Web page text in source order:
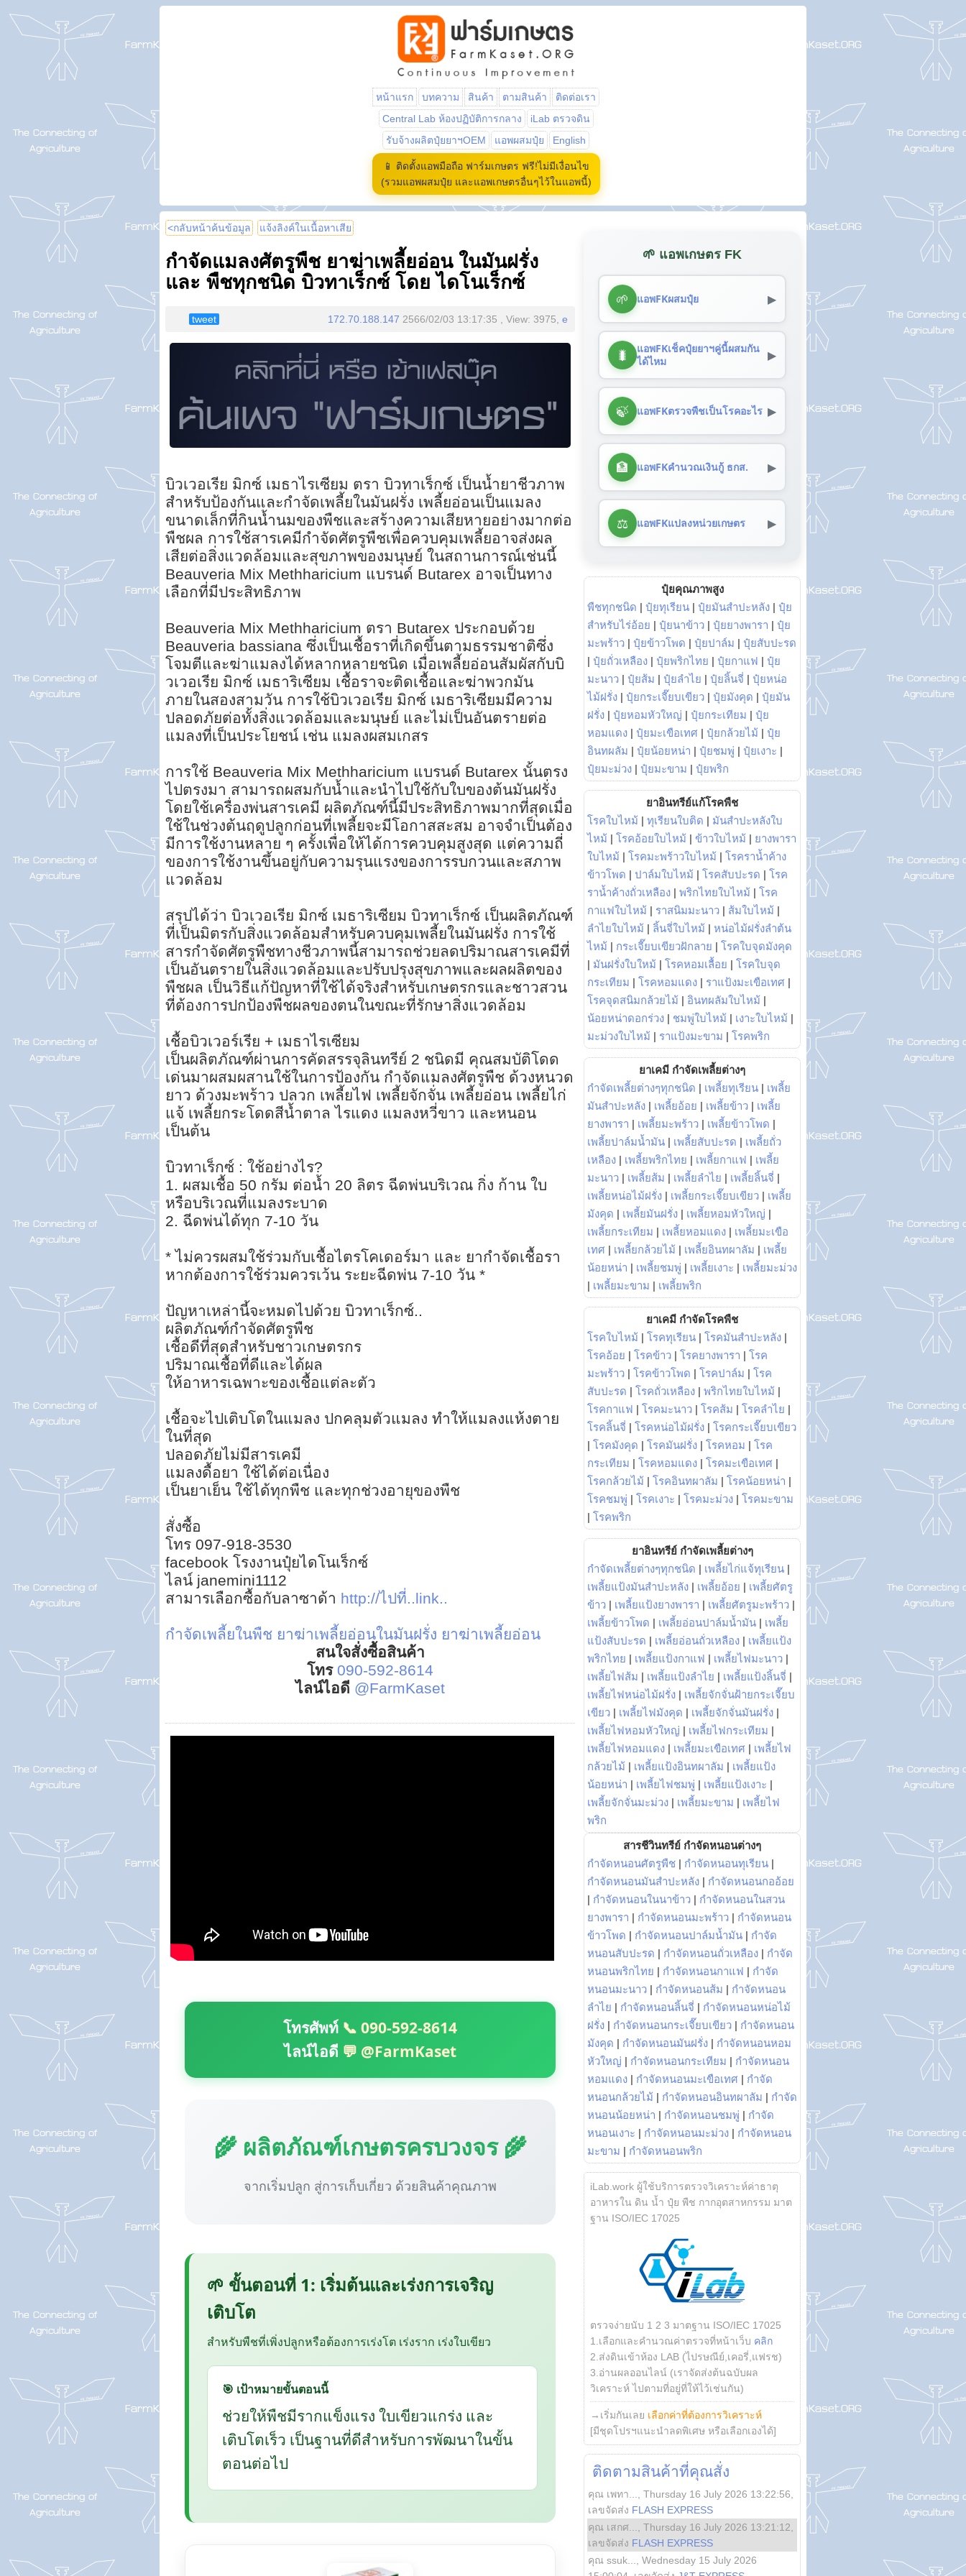
หน้าแรก บทความ สินค้า ตามสินค้า
ติดต่อเรา
Central Lab ห้องปฏิบัติการกลาง
iLab ตรวจดิน
รับจ้างผลิตปุ๋ยยาฯOEM
แอพผสมปุ๋ย English
📱 ติดตั้งแอพมือถือ ฟาร์มเกษตร ฟรี!ไม่มีเงื่อนไข
(รวมแอพผสมปุ๋ย และแอพเกษตรอื่นๆไว้ในแอพนี้)
<กลับหน้าค้นข้อมูล แจ้งลิงค์ในเนื้อหาเสีย
กำจัดแมลงศัตรูพืช ยาฆ่าเพลี้ยอ่อน ในมันฝรั่ง
และ พืชทุกชนิด บิวทาเร็กซ์ โดย ไดโนเร็กซ์
tweet 172.70.188.147 2566/02/03 13:17:35 , View: 3975, e
บิวเวอเรีย มิกซ์ เมธาไรเซียม ตรา บิวทาเร็กซ์ เป็นน้ำยาชีวภาพ
สำหรับป้องกันและกำจัดเพลี้ยในมันฝรั่ง เพลี้ยอ่อนเป็นแมลง
ขนาดเล็กที่กินน้ำนมของพืชและสร้างความเสียหายอย่างมากต่อ
พืชผล การใช้สารเคมีกำจัดศัตรูพืชเพื่อควบคุมเพลี้ยอาจส่งผล
เสียต่อสิ่งแวดล้อมและสุขภาพของมนุษย์ ในสถานการณ์เช่นนี้
Beauveria Mix Methharicium แบรนด์ Butarex อาจเป็นทาง
เลือกที่มีประสิทธิภาพ
Beauveria Mix Methharicium ตรา Butarex ประกอบด้วย
Beauveria bassiana ซึ่งเป็นเชื้อราที่เกิดขึ้นตามธรรมชาติซึ่ง
โจมตีและฆ่าแมลงได้หลากหลายชนิด เมื่อเพลี้ยอ่อนสัมผัสกับบิ
วเวอเรีย มิกซ์ เมธาริเซียม เชื้อราจะติดเชื้อและฆ่าพวกมัน
ภายในสองสามวัน การใช้บิวเวอเรีย มิกซ์ เมธาริเซียมมีความ
ปลอดภัยต่อทั้งสิ่งแวดล้อมและมนุษย์ และไม่เป็นอันตรายต่อ
แมลงที่เป็นประโยชน์ เช่น แมลงผสมเกสร
การใช้ Beauveria Mix Methharicium แบรนด์ Butarex นั้นตรง
ไปตรงมา สามารถผสมกับน้ำและนำไปใช้กับใบของต้นมันฝรั่ง
โดยใช้เครื่องพ่นสารเคมี ผลิตภัณฑ์นี้มีประสิทธิภาพมากที่สุดเมื่อ
ใช้ในช่วงต้นฤดูปลูกก่อนที่เพลี้ยจะมีโอกาสสะสม อาจจำเป็นต้อง
มีการใช้งานหลาย ๆ ครั้งเพื่อให้ได้การควบคุมสูงสุด แต่ความถี่
ของการใช้งานขึ้นอยู่กับความรุนแรงของการรบกวนและสภาพ
แวดล้อม
สรุปได้ว่า บิวเวอเรีย มิกซ์ เมธาริเซียม บิวทาเร็กซ์ เป็นผลิตภัณฑ์
ที่เป็นมิตรกับสิ่งแวดล้อมสำหรับควบคุมเพลี้ยในมันฝรั่ง การใช้
สารกำจัดศัตรูพืชทางชีวภาพนี้สามารถช่วยลดปริมาณสารเคมีที่
เป็นอันตรายในสิ่งแวดล้อมและปรับปรุงสุขภาพและผลผลิตของ
พืชผล เป็นวิธีแก้ปัญหาที่ใช้ได้จริงสำหรับเกษตรกรและชาวสวน
ที่ต้องการปกป้องพืชผลของตนในขณะที่รักษาสิ่งแวดล้อม
เชื้อบิวเวอร์เรีย + เมธาไรเซียม
เป็นผลิตภัณฑ์ผ่านการคัดสรรจุลินทรีย์ 2 ชนิดมี คุณสมบัติโดด
เด่นมาผสมผสานใช้ในการป้องกัน กำจัดแมลงศัตรูพืช ด้วงหนวด
ยาว ด้วงมะพร้าว ปลวก เพลี้ยไฟ เพลี้ยจักจั่น เพลี้ยอ่อน เพลี้ยไก่
แจ้ เพลี้ยกระโดดสีน้ำตาล ไรแดง แมลงหวี่ขาว และหนอน
เป็นต้น
บิวทาเร็กซ์ : ใช้อย่างไร?
1. ผสมเชื้อ 50 กรัม ต่อน้ำ 20 ลิตร ฉีดพ่นบริเวณ กิ่ง ก้าน ใบ
หรือบริเวณที่แมลงระบาด
2. ฉีดพ่นได้ทุก 7-10 วัน
* ไม่ควรผสมใช้ร่วมกับเชื้อไตรโคเดอร์มา และ ยากำจัดเชื้อรา
หากต้องการใช้ร่วมควรเว้น ระยะฉีดพ่น 7-10 วัน *
ปัญหาเหล่านี้จะหมดไปด้วย บิวทาเร็กซ์..
ผลิตภัณฑ์กำจัดศัตรูพืช
เชื้อดีที่สุดสำหรับชาวเกษตรกร
ปริมาณเชื้อที่ดีและได้ผล
ให้อาหารเฉพาะของเชื้อแต่ละตัว
เชื้อจะไปเติบโตในแมลง ปกคลุมตัวแมลง ทำให้แมลงแห้งตาย
ในที่สุด
ปลอดภัยไม่มีสารเคมี
แมลงดื้อยา ใช้ได้ต่อเนื่อง
เป็นยาเย็น ใช้ได้ทุกพืช และทุกช่วงอายุของพืช
สั่งซื้อ
โทร 097-918-3530
facebook โรงงานปุ๋ยไดโนเร็กซ์
ไลน์ janemini1112
สามารเลือกซื้อกับลาซาด้า http://ไปที่..link..
กำจัดเพลี้ยในพืช ยาฆ่าเพลี้ยอ่อนในมันฝรั่ง ยาฆ่าเพลี้ยอ่อน
สนใจสั่งซื้อสินค้า
โทร 090-592-8614
ไลน์ไอดี @FarmKaset
โทรศัพท์ 📞 090-592-8614
ไลน์ไอดี 💬 @FarmKaset
🌾 ผลิตภัณฑ์เกษตรครบวงจร 🌾
จากเริ่มปลูก สู่การเก็บเกี่ยว ด้วยสินค้าคุณภาพ
🌱 ขั้นตอนที่ 1: เริ่มต้นและเร่งการเจริญ
เติบโต
สำหรับพืชที่เพิ่งปลูกหรือต้องการเร่งโต เร่งราก เร่งใบเขียว
🎯 เป้าหมายขั้นตอนนี้
ช่วยให้พืชมีรากแข็งแรง ใบเขียวแกร่ง และ
เติบโตเร็ว เป็นฐานที่ดีสำหรับการพัฒนาในขั้น
ตอนต่อไป
🌱 แอพเกษตร FK
🌱 แอพFKผสมปุ๋ย ▶
🐛
แอพFKเช็คปุ๋ยยาฯคู่นี้ผสมกัน
ได้ไหม
▶
🍃 แอพFKตรวจพืชเป็นโรคอะไร ▶
🏦 แอพFKคำนวณเงินกู้ ธกส. ▶
⚖️ แอพFKแปลงหน่วยเกษตร ▶
ปุ๋ยคุณภาพสูง
พืชทุกชนิด | ปุ๋ยทุเรียน | ปุ๋ยมันสำปะหลัง | ปุ๋ย
สำหรับไร่อ้อย | ปุ๋ยนาข้าว | ปุ๋ยยางพารา | ปุ๋ย
มะพร้าว | ปุ๋ยข้าวโพด | ปุ๋ยปาล์ม | ปุ๋ยสับปะรด
| ปุ๋ยถั่วเหลือง | ปุ๋ยพริกไทย | ปุ๋ยกาแฟ | ปุ๋ย
มะนาว | ปุ๋ยส้ม | ปุ๋ยลำไย | ปุ๋ยลิ้นจี่ | ปุ๋ยหน่อ
ไม้ฝรั่ง | ปุ๋ยกระเจี๊ยบเขียว | ปุ๋ยมังคุด | ปุ๋ยมัน
ฝรั่ง | ปุ๋ยหอมหัวใหญ่ | ปุ๋ยกระเทียม | ปุ๋ย
หอมแดง | ปุ๋ยมะเขือเทศ | ปุ๋ยกล้วยไม้ | ปุ๋ย
อินทผลัม | ปุ๋ยน้อยหน่า | ปุ๋ยชมพู่ | ปุ๋ยเงาะ |
ปุ๋ยมะม่วง | ปุ๋ยมะขาม | ปุ๋ยพริก
ยาอินทรีย์แก้โรคพืช
โรคใบไหม้ | ทุเรียนใบติด | มันสำปะหลังใบ
ไหม้ | โรคอ้อยใบไหม้ | ข้าวใบไหม้ | ยางพารา
ใบไหม้ | โรคมะพร้าวใบไหม้ | โรคราน้ำค้าง
ข้าวโพด | ปาล์มใบไหม้ | โรคสับปะรด | โรค
ราน้ำค้างถั่วเหลือง | พริกไทยใบไหม้ | โรค
กาแฟใบไหม้ | ราสนิมมะนาว | ส้มใบไหม้ |
ลำไยใบไหม้ | ลิ้นจี่ใบไหม้ | หน่อไม้ฝรั่งลำต้น
ไหม้ | กระเจี๊ยบเขียวฝักลาย | โรคใบจุดมังคุด
| มันฝรั่งใบใหม้ | โรคหอมเลื้อย | โรคใบจุด
กระเทียม | โรคหอมแดง | ราแป้งมะเขือเทศ |
โรคจุดสนิมกล้วยไม้ | อินทผลัมใบไหม้ |
น้อยหน่าดอกร่วง | ชมพู่ใบไหม้ | เงาะใบไหม้ |
มะม่วงใบไหม้ | ราแป้งมะขาม | โรคพริก
ยาเคมี กำจัดเพลี้ยต่างๆ
กำจัดเพลี้ยต่างๆทุกชนิด | เพลี้ยทุเรียน | เพลี้ย
มันสำปะหลัง | เพลี้ยอ้อย | เพลี้ยข้าว | เพลี้ย
ยางพารา | เพลี้ยมะพร้าว | เพลี้ยข้าวโพด |
เพลี้ยปาล์มน้ำมัน | เพลี้ยสับปะรด | เพลี้ยถั่ว
เหลือง | เพลี้ยพริกไทย | เพลี้ยกาแฟ | เพลี้ย
มะนาว | เพลี้ยส้ม | เพลี้ยลำไย | เพลี้ยลิ้นจี่ |
เพลี้ยหน่อไม้ฝรั่ง | เพลี้ยกระเจี๊ยบเขียว | เพลี้ย
มังคุด | เพลี้ยมันฝรั่ง | เพลี้ยหอมหัวใหญ่ |
เพลี้ยกระเทียม | เพลี้ยหอมแดง | เพลี้ยมะเขือ
เทศ | เพลี้ยกล้วยไม้ | เพลี้ยอินทผาลัม | เพลี้ย
น้อยหน่า | เพลี้ยชมพู่ | เพลี้ยเงาะ | เพลี้ยมะม่วง
| เพลี้ยมะขาม | เพลี้ยพริก
ยาเคมี กำจัดโรคพืช
โรคใบไหม้ | โรคทุเรียน | โรคมันสำปะหลัง |
โรคอ้อย | โรคข้าว | โรคยางพารา | โรค
มะพร้าว | โรคข้าวโพด | โรคปาล์ม | โรค
สับปะรด | โรคถั่วเหลือง | พริกไทยใบไหม้ |
โรคกาแฟ | โรคมะนาว | โรคส้ม | โรคลำไย |
โรคลิ้นจี่ | โรคหน่อไม้ฝรั่ง | โรคกระเจี๊ยบเขียว
| โรคมังคุด | โรคมันฝรั่ง | โรคหอม | โรค
กระเทียม | โรคหอมแดง | โรคมะเขือเทศ |
โรคกล้วยไม้ | โรคอินทผาลัม | โรคน้อยหน่า |
โรคชมพู่ | โรคเงาะ | โรคมะม่วง | โรคมะขาม
| โรคพริก
ยาอินทรีย์ กำจัดเพลี้ยต่างๆ
กำจัดเพลี้ยต่างๆทุกชนิด | เพลี้ยไก่แจ้ทุเรียน |
เพลี้ยแป้งมันสำปะหลัง | เพลี้ยอ้อย | เพลี้ยศัตรู
ข้าว | เพลี้ยแป้งยางพารา | เพลี้ยศัตรูมะพร้าว |
เพลี้ยข้าวโพด | เพลี้ยอ่อนปาล์มน้ำมัน | เพลี้ย
แป้งสับปะรด | เพลี้ยอ่อนถั่วเหลือง | เพลี้ยแป้ง
พริกไทย | เพลี้ยแป้งกาแฟ | เพลี้ยไฟมะนาว |
เพลี้ยไฟส้ม | เพลี้ยแป้งลำไย | เพลี้ยแป้งลิ้นจี่ |
เพลี้ยไฟหน่อไม้ฝรั่ง | เพลี้ยจักจั่นฝ้ายกระเจี๊ยบ
เขียว | เพลี้ยไฟมังคุด | เพลี้ยจักจั่นมันฝรั่ง |
เพลี้ยไฟหอมหัวใหญ่ | เพลี้ยไฟกระเทียม |
เพลี้ยไฟหอมแดง | เพลี้ยมะเขือเทศ | เพลี้ยไฟ
กล้วยไม้ | เพลี้ยแป้งอินทผาลัม | เพลี้ยแป้ง
น้อยหน่า | เพลี้ยไฟชมพู่ | เพลี้ยแป้งเงาะ |
เพลี้ยจักจั่นมะม่วง | เพลี้ยมะขาม | เพลี้ยไฟ
พริก
สารชีวินทรีย์ กำจัดหนอนต่างๆ
กำจัดหนอนศัตรูพืช | กำจัดหนอนทุเรียน |
กำจัดหนอนมันสำปะหลัง | กำจัดหนอนกออ้อย
| กำจัดหนอนในนาข้าว | กำจัดหนอนในสวน
ยางพารา | กำจัดหนอนมะพร้าว | กำจัดหนอน
ข้าวโพด | กำจัดหนอนปาล์มน้ำมัน | กำจัด
หนอนสับปะรด | กำจัดหนอนถั่วเหลือง | กำจัด
หนอนพริกไทย | กำจัดหนอนกาแฟ | กำจัด
หนอนมะนาว | กำจัดหนอนส้ม | กำจัดหนอน
ลำไย | กำจัดหนอนลิ้นจี่ | กำจัดหนอนหน่อไม้
ฝรั่ง | กำจัดหนอนกระเจี๊ยบเขียว | กำจัดหนอน
มังคุด | กำจัดหนอนมันฝรั่ง | กำจัดหนอนหอม
หัวใหญ่ | กำจัดหนอนกระเทียม | กำจัดหนอน
หอมแดง | กำจัดหนอนมะเขือเทศ | กำจัด
หนอนกล้วยไม้ | กำจัดหนอนอินทผาลัม | กำจัด
หนอนน้อยหน่า | กำจัดหนอนชมพู่ | กำจัด
หนอนเงาะ | กำจัดหนอนมะม่วง | กำจัดหนอน
มะขาม | กำจัดหนอนพริก
iLab.work ผู้ใช้บริการตรวจวิเคราะห์ค่าธาตุ
อาหารใน ดิน น้ำ ปุ๋ย พืช กากอุตสาหกรรม มาต
ฐาน ISO/IEC 17025
ตรวจง่ายนับ 1 2 3 มาตฐาน ISO/IEC 17025
1.เลือกและคำนวณค่าตรวจที่หน้าเว็บ คลิก
2.ส่งดินเข้าห้อง LAB (ไปรษณีย์,เคอรี่,แฟรช)
3.อ่านผลออนไลน์ (เราจัดส่งต้นฉบับผล
วิเคราะห์ ไปตามที่อยู่ที่ให้ไว้เช่นกัน)
→เริ่มกันเลย เลือกค่าที่ต้องการวิเคราะห์
[มีชุดโปรฯแนะนำลดพิเศษ หรือเลือกเองได้]
ติดตามสินค้าที่คุณสั่ง
คุณ เพทา... Thursday 16 July 2026 13:22:56
เลขจัดส่ง FLASH EXPRESS
คุณ เสกศ...
Thursday 16 July 2026 13:21:12
เลขจัดส่ง FLASH EXPRESS
คุณ ssuk...
Wednesday 15 July 2026